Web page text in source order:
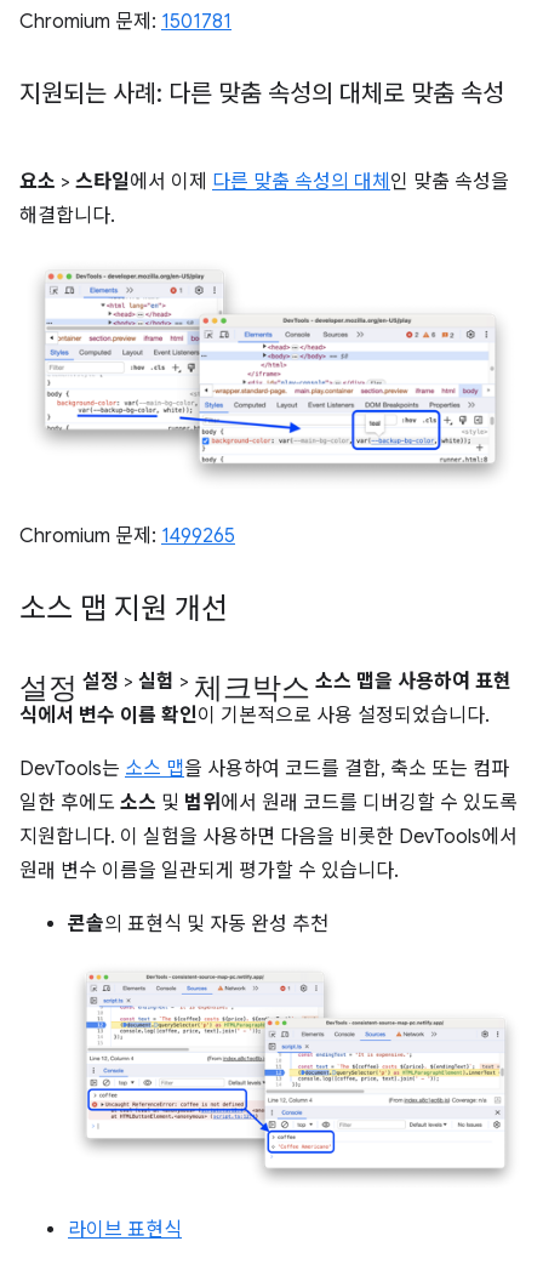
Chromium 문제: 1501781
지원되는 사례: 다른 맞춤 속성의 대체로 맞춤 속성
요소 > 스타일에서 이제 다른 맞춤 속성의 대체 인 맞춤 속성을
해결합니다.
Chromium 문제: 1499265
소스 맵 지원 개선
설정 설정 > 실험 > 체크박스 소스 맵을 사용하여 표현
식에서 변수 이름 확인이 기본적으로 사용 설정되었습니다.
DevTools는 소스 맵을 사용하여 코드를 결합, 축소 또는 컴파
일한 후에도 소스 및 범위 에서 원래 코드를 디버깅할 수 있도록
지원합니다. 이 실험을 사용하면 다음을 비롯한 DevTools에서
원래 변수 이름을 일관되게 평가할 수 있습니다.
콘솔의 표현식 및 자동 완성 추천
라이브 표현식